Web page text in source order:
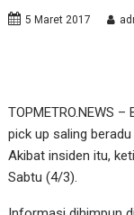
5 Maret 2017
TOPMETRO.NEWS
pick up saling
Akibat insiden itu,
Sabtu (4/3).